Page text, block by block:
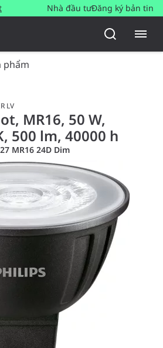
Nhà đầu tưĐăng ký bản tin
phẩm
LV
MR16, 50 W,
500 lm, 40000 h
MR16 24D Dim